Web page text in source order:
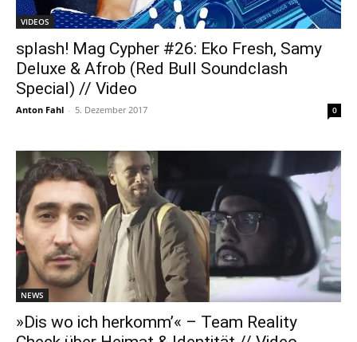
VIDEOS
splash! Mag Cypher #26: Eko Fresh, Samy
Deluxe & Afrob (Red Bull Soundclash
Special) // Video
Anton Fahl - 5. Dezember 2017 0
NEWS
»Dis wo ich herkomm’« – Team Reality